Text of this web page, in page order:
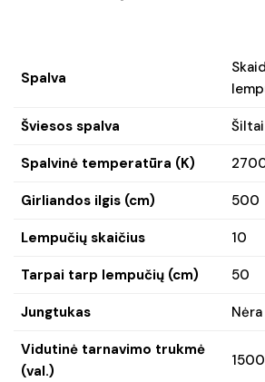
Spalva
Šviesos spalva
Spalvinė temperatūra (K)
Girliandos ilgis (cm) 500
Lempučių skaičius 10
Tarpai tarp lempučių (cm) 50
Jungtukas Nėra
Vidutinė tarnavimo trukmė
(val.)